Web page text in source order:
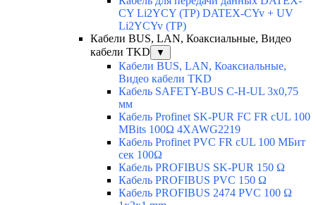
CY Li2YCY (TP) DATEX-CYv + UV
Li2YCYv (TP)
Кабели BUS, LAN, Коаксиальные, Видео
кабели TKD
▼
Кабели BUS, LAN, Коаксиальные,
Видео кабели TKD
Кабель SAFETY-BUS C-H-UL 3x0,75
мм
Кабель Profinet SK-PUR FC FR cUL 100
MBits 100Ω 4XAWG2219
Кабель Profinet PVC FR cUL 100 MБит
сек 100Ω
Кабель PROFIBUS SK-PUR 150 Ω
Кабель PROFIBUS PVC 150 Ω
Кабель PROFIBUS 2474 PVC 100 Ω